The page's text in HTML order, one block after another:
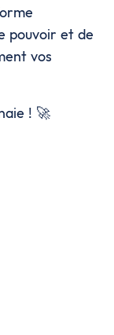
pouvoir et de
vos
! 🚀